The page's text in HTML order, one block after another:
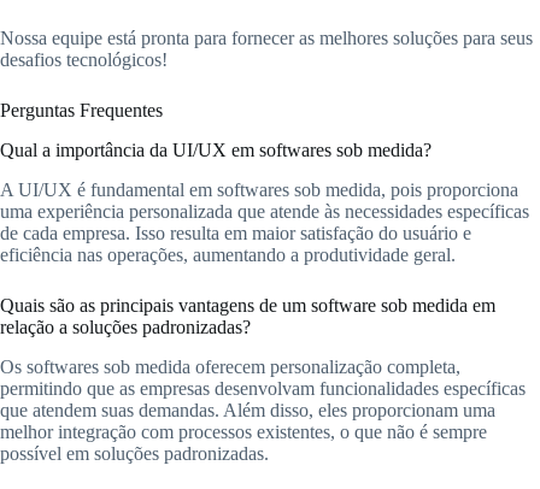
Nossa equipe está pronta para fornecer as melhores soluções para seus
desafios tecnológicos!
Perguntas Frequentes
Qual a importância da UI/UX em softwares sob medida?
A UI/UX é fundamental em softwares sob medida, pois proporciona
uma experiência personalizada que atende às necessidades específicas
de cada empresa. Isso resulta em maior satisfação do usuário e
eficiência nas operações, aumentando a produtividade geral.
Quais são as principais vantagens de um software sob medida em
relação a soluções padronizadas?
Os softwares sob medida oferecem personalização completa,
permitindo que as empresas desenvolvam funcionalidades específicas
que atendem suas demandas. Além disso, eles proporcionam uma
melhor integração com processos existentes, o que não é sempre
possível em soluções padronizadas.